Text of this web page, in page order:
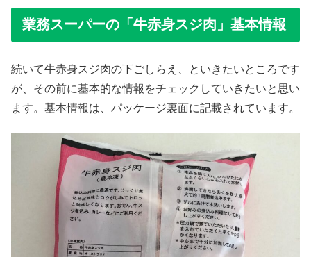
業務スーパーの「牛赤身スジ肉」基本情報
続いて牛赤身スジ肉の下ごしらえ、といきたいところです
が、その前に基本的な情報をチェックしていきたいと思い
ます。基本情報は、パッケージ裏面に記載されています。